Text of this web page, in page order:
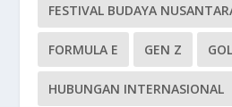
FESTIVAL BUDAYA
FORMULA E GEN Z
HUBUNGAN INTERNASIONAL